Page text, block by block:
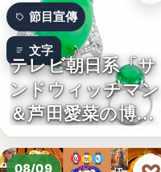
節目宣傳
文字
テレビ朝日系「サ
ンドウィッチマン
＆芦田愛菜の博士
ちゃん」…
08/09